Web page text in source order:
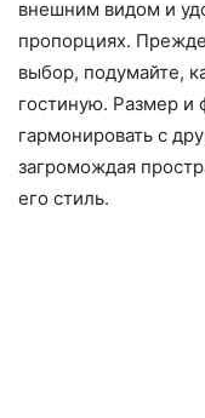
внешним видом и
пропорциях.
выбор, подумайте,
гостиную. Размер
гармонировать с
загромождая
его стиль.